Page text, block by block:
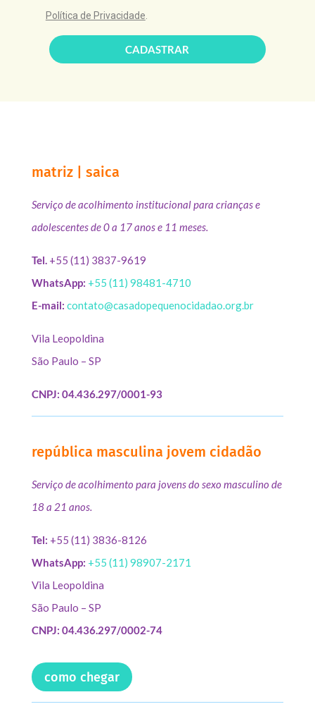
Política de Privacidade
CADASTRAR
matriz | saica
Serviço de acolhimento institucional para crianças e
adolescentes de 0 a 17 anos e 11 meses.
Tel.+55 (11) 3837-9619
WhatsApp: +55 (11) 98481-4710
E-mail: contato@casadopequenocidadao.org.br
Vila Leopoldina
São Paulo – SP
CNPJ: 04.436.297/0001-93
república masculina jovem cidadão
Serviço de acolhimento para jovens do sexo masculino de
18 a 21 anos.
Tel: +55 (11) 3836-8126
WhatsApp: +55 (11) 98907-2171
Vila Leopoldina
São Paulo – SP
CNPJ: 04.436.297/0002-74
como chegar